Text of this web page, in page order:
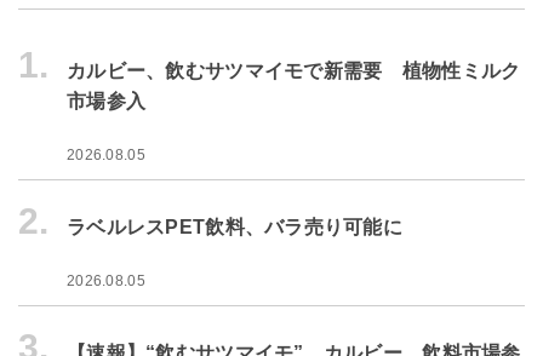
1.
カルビー、飲むサツマイモで新需要 植物性ミルク
市場参入
2026.08.05
2. ラベルレスPET飲料、バラ売り可能に
2026.08.05
3.